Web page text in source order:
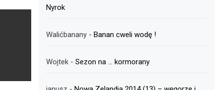
Nyrok
Walićbanany -Banan cweli wodę !
Wojtek -Sezon na … kormorany